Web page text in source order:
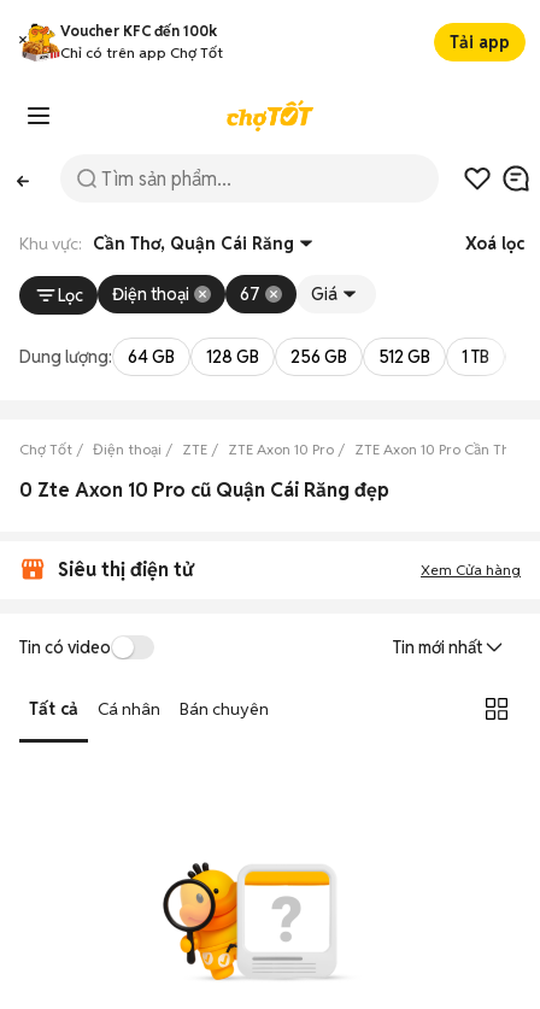
Voucher KFC đến 100k
Chỉ có trên app Chợ Tốt
Tải app
Khu vực: Cần Thơ, Quận Cái Răng Xoá lọc
Lọc Điện thoại 67 Giá
Dung lượng: 64 GB 128 GB 256 GB 512 GB 1 TB
Chợ Tốt Điện thoại ZTE ZTE Axon 10 Pro ZTE Axon 10 Pro Cần Thơ
0 Zte Axon 10 Pro cũ Quận Cái Răng đẹp
Siêu thị điện tử Xem Cửa hàng
Tin có video Tin mới nhất
Tất cả Cá nhân Bán chuyên